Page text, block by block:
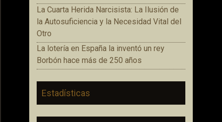
La Cuarta Herida Narcisista: La Ilusión de
la Autosuficiencia y la Necesidad Vital del
Otro
La lotería en España la inventó un rey
Borbón hace más de 250 años
Estadísticas